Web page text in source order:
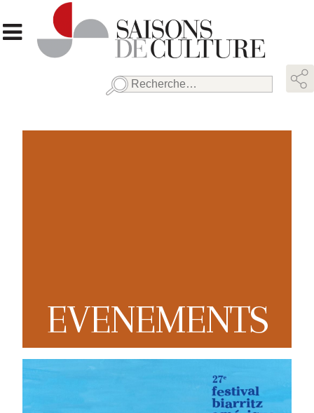
Rechercher :
EVENEMENTS